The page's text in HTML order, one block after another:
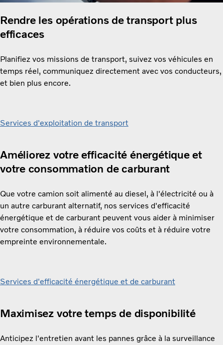
Rendre les opérations de transport plus
efficaces
Planifiez vos missions de transport, suivez vos véhicules en
temps réel, communiquez directement avec vos conducteurs,
et bien plus encore.
Services d'exploitation de transport
Améliorez votre efficacité énergétique et
votre consommation de carburant
Que votre camion soit alimenté au diesel, à l'électricité ou à
un autre carburant alternatif, nos services d'efficacité
énergétique et de carburant peuvent vous aider à minimiser
votre consommation, à réduire vos coûts et à réduire votre
empreinte environnementale.
Services d'efficacité énergétique et de carburant
Maximisez votre temps de disponibilité
Anticipez l'entretien avant les pannes grâce à la surveillance